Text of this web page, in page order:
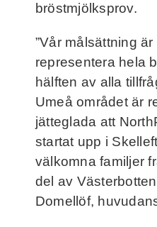
bröstmjölksprov.
”Vår målsättning
representera hela
hälften av alla
Umeå området är
jätteglada att
startat upp i
välkomna familjer
del av
Domellöf,